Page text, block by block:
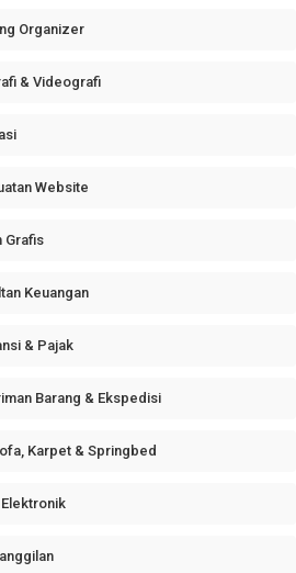
Organizer
& Videografi
Website
Grafis
Keuangan
& Pajak
Barang & Ekspedisi
Karpet & Springbed